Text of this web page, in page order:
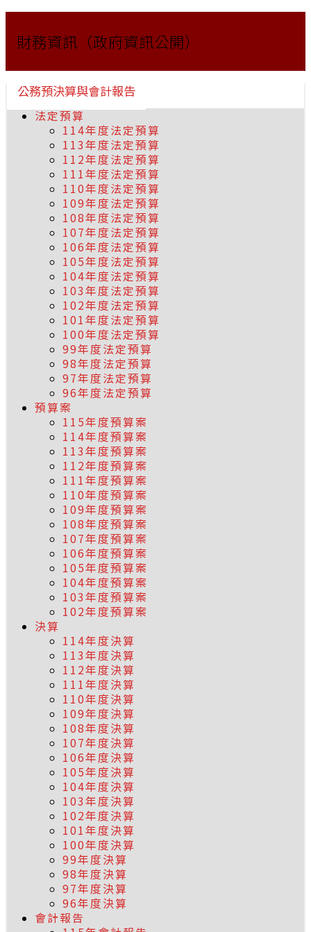
財務資訊（政府資訊公開）
公務預決算與會計報告
法定預算
114年度法定預算
113年度法定預算
112年度法定預算
111年度法定預算
110年度法定預算
109年度法定預算
108年度法定預算
107年度法定預算
106年度法定預算
105年度法定預算
104年度法定預算
103年度法定預算
102年度法定預算
101年度法定預算
100年度法定預算
99年度法定預算
98年度法定預算
97年度法定預算
96年度法定預算
預算案
115年度預算案
114年度預算案
113年度預算案
112年度預算案
111年度預算案
110年度預算案
109年度預算案
108年度預算案
107年度預算案
106年度預算案
105年度預算案
104年度預算案
103年度預算案
102年度預算案
決算
114年度決算
113年度決算
112年度決算
111年度決算
110年度決算
109年度決算
108年度決算
107年度決算
106年度決算
105年度決算
104年度決算
103年度決算
102年度決算
101年度決算
100年度決算
99年度決算
98年度決算
97年度決算
96年度決算
會計報告